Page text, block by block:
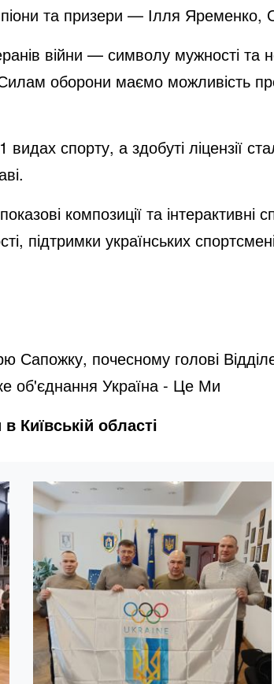
та призери — Ілля
війни — символу мужності
оборони маємо можливість
спорту, а здобуті ліцензії
композиції та інтерактивні
підтримки українських
Сапожку, почесному голові
об'єднання Україна - Це Ми
Київській області